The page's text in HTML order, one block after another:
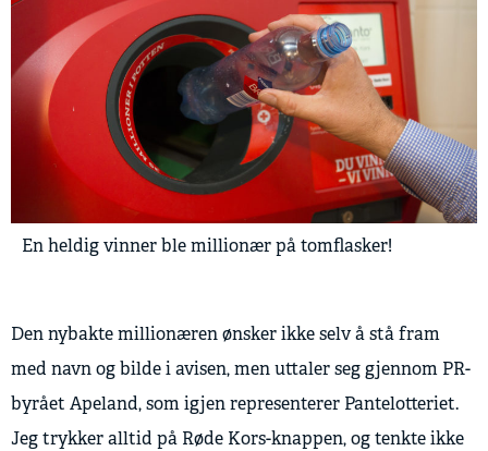
En heldig vinner ble millionær på tomflasker!
Den nybakte millionæren ønsker ikke selv å stå fram
med navn og bilde i avisen, men uttaler seg gjennom PR-
byrået Apeland, som igjen representerer Pantelotteriet.
Jeg trykker alltid på Røde Kors-knappen, og tenkte ikke